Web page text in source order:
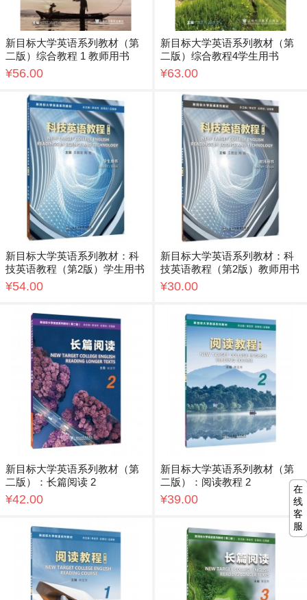
新目标大学英语系列教材（第
二版）综合教程 1 教师用书
¥56.00
新目标大学英语系列教材（第
二版）综合教程4学生用书
¥63.00
新目标大学英语系列教材：科
技英语教程（第2版）学生用书
¥54.00
新目标大学英语系列教材：科
技英语教程（第2版）教师用书
¥30.00
新目标大学英语系列教材（第
二版）：长篇阅读 2
¥42.00
新目标大学英语系列教材（第
二版）：阅读教程 2
¥39.00
在
线
客
服